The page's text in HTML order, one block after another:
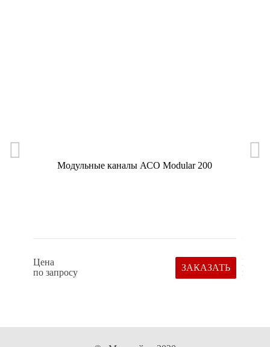
Модульные каналы АСО Modular 200
Цена
по запросу
ЗАКАЗАТЬ
Цена
по